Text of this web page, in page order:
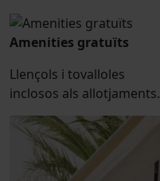
Amenities gratuïts
Llençols i tovalloles
inclosos als allotjaments.